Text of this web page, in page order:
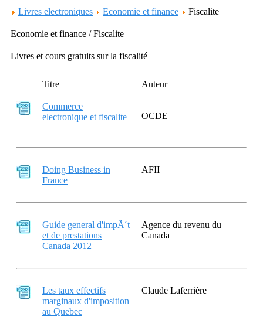
Livres electroniques Economie et finance Fiscalite
Economie et finance / Fiscalite
Livres et cours gratuits sur la fiscalité
Titre Auteur
Commerce
electronique et fiscalite
OCDE
Doing Business in
France
AFII
Guide general d'impÃ´t
et de prestations
Canada 2012
Agence du revenu du
Canada
Les taux effectifs
marginaux d'imposition
au Quebec
Claude Laferrière